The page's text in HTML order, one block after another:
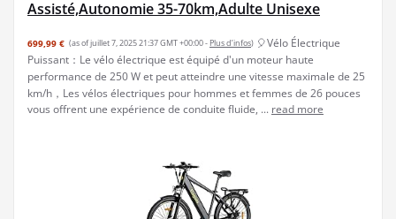
Assisté,Autonomie 35-70km,Adulte Unisexe
699,99 € (as of juillet 7, 2025 21:37 GMT +00:00 - Plus d’infos) 🎈Vélo Électrique
Puissant：Le vélo électrique est équipé d'un moteur haute
performance de 250 W et peut atteindre une vitesse maximale de 25
km/h，Les vélos électriques pour hommes et femmes de 26 pouces
vous offrent une expérience de conduite fluide, ... read more